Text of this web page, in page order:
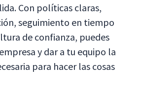
Con políticas claras,
seguimiento en tiempo
de confianza, puedes
y dar a tu equipo la
para hacer las cosas